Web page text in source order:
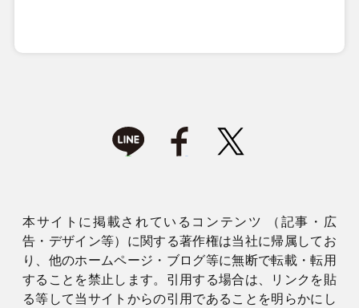
本サイトに掲載されているコンテンツ （記事・広
告・デザイン等）に関する著作権は当社に帰属してお
り、他のホームページ・ブログ等に無断で転載・転用
することを禁止します。引用する場合は、リンクを貼
る等して当サイトからの引用であることを明らかにし